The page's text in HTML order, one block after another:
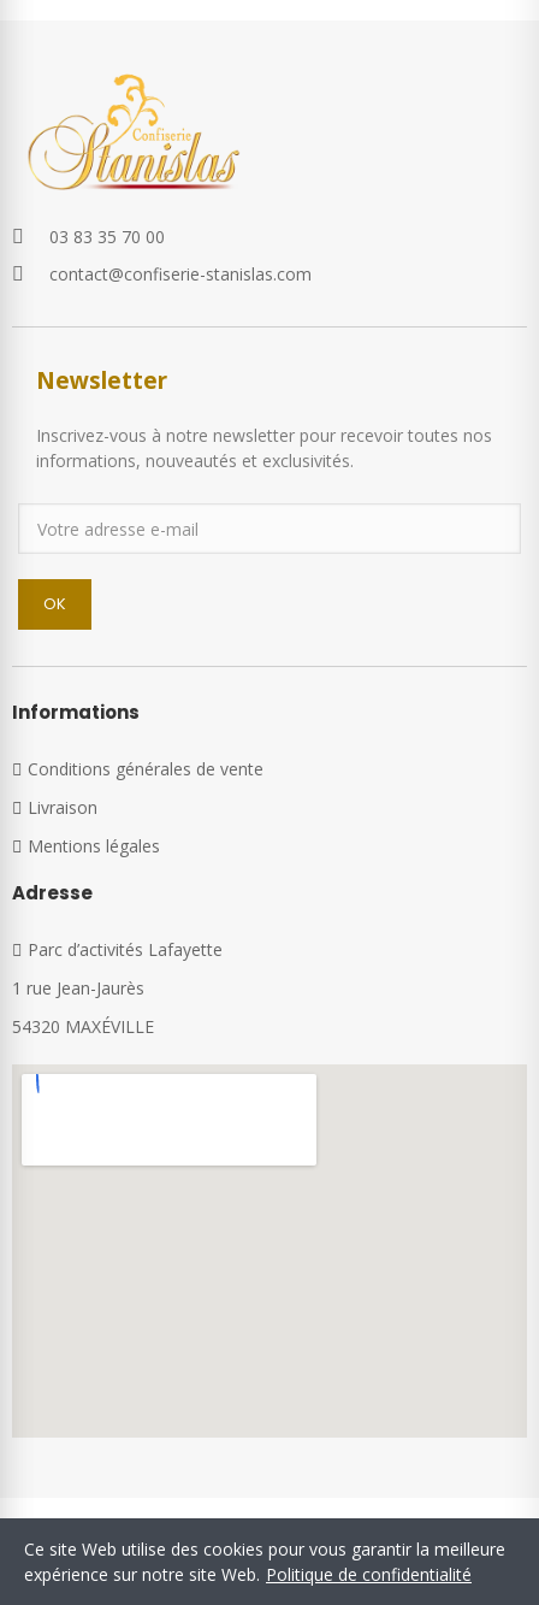
03 83 35 70 00
contact@confiserie-stanislas.com
Newsletter
Inscrivez-vous à notre newsletter pour recevoir toutes nos
informations, nouveautés et exclusivités.
Informations
Conditions générales de vente
Livraison
Mentions légales
Adresse
Parc d’activités Lafayette
1 rue Jean-Jaurès
54320 MAXÉVILLE
SIRET: 34400898200029 - APE: 1082Z - TVA Intracommunautaire:
FR 173 4400 8982
Ce site Web utilise des cookies pour vous garantir la meilleure
expérience sur notre site Web. Politique de confidentialité